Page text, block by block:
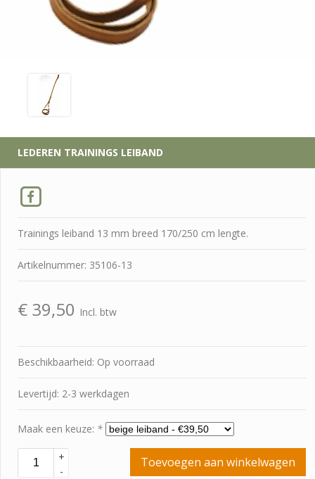
LEDEREN TRAININGS LEIBAND
Trainings leiband 13 mm breed 170/250 cm lengte.
Artikelnummer: 35106-13
€ 39,50 Incl. btw
Beschikbaarheid: Op voorraad
Levertijd: 2-3 werkdagen
Maak een keuze: *
+
-
Toevoegen aan winkelwagen